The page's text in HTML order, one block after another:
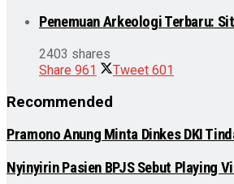
Penemuan Arkeologi Terbaru:
2403 shares
Share 961 Tweet 601
Recommended
Pramono Anung Minta Dinkes DKI
Nyinyirin Pasien BPJS Sebut Playing